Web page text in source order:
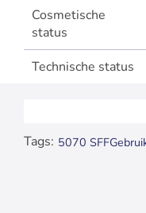
Cosmetische
status
Technische status
Tags: 5070 SFF